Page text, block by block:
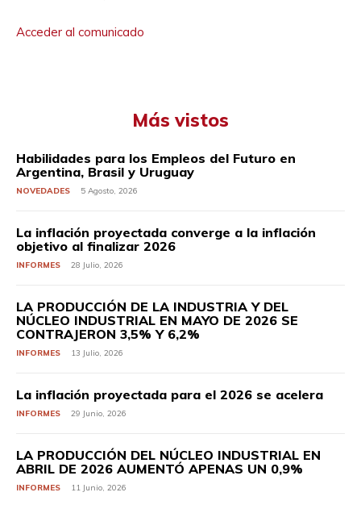
Acceder al comunicado
Más vistos
Habilidades para los Empleos del Futuro en
Argentina, Brasil y Uruguay
NOVEDADES 5 Agosto, 2026
La inflación proyectada converge a la inflación
objetivo al finalizar 2026
INFORMES 28 Julio, 2026
LA PRODUCCIÓN DE LA INDUSTRIA Y DEL
NÚCLEO INDUSTRIAL EN MAYO DE 2026 SE
CONTRAJERON 3,5% Y 6,2%
INFORMES 13 Julio, 2026
La inflación proyectada para el 2026 se acelera
INFORMES 29 Junio, 2026
LA PRODUCCIÓN DEL NÚCLEO INDUSTRIAL EN
ABRIL DE 2026 AUMENTÓ APENAS UN 0,9%
INFORMES 11 Junio, 2026